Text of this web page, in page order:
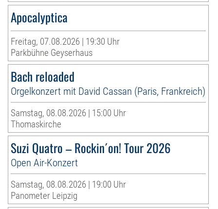
Apocalyptica
Freitag, 07.08.2026 | 19:30 Uhr
Parkbühne Geyserhaus
Bach reloaded
Orgelkonzert mit David Cassan (Paris, Frankreich)
Samstag, 08.08.2026 | 15:00 Uhr
Thomaskirche
Suzi Quatro – Rockin´on! Tour 2026
Open Air-Konzert
Samstag, 08.08.2026 | 19:00 Uhr
Panometer Leipzig